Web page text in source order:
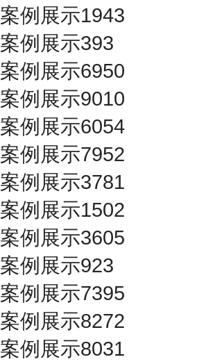
案例展示1943
案例展示393
案例展示6950
案例展示9010
案例展示6054
案例展示7952
案例展示3781
案例展示1502
案例展示3605
案例展示923
案例展示7395
案例展示8272
案例展示8031